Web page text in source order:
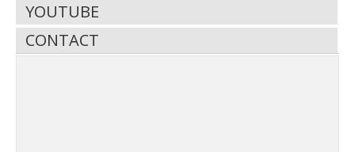
YOUTUBE
CONTACT